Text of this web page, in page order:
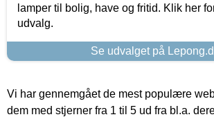
lamper til bolig, have og fritid. Klik her
udvalg.
Se udvalget på
Vi har gennemgået de mest populære
dem med stjerner fra 1 til 5 ud fra bl.a.